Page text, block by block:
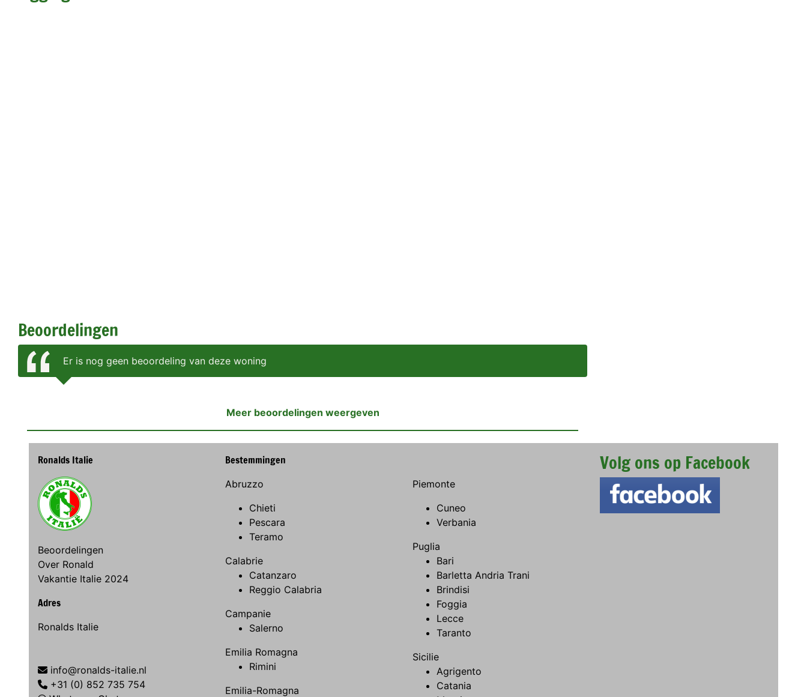
Beoordelingen
Er is nog geen beoordeling van deze woning
Meer beoordelingen weergeven
Ronalds Italie
Beoordelingen
Over Ronald
Vakantie Italie 2024
Adres
Ronalds Italie
info@ronalds-italie.nl
+31 (0) 852 735 754
Bestemmingen
Abruzzo
Chieti
Pescara
Teramo
Calabrie
Catanzaro
Reggio Calabria
Campanie
Salerno
Emilia Romagna
Rimini
Emilia-Romagna
Piemonte
Cuneo
Verbania
Puglia
Bari
Barletta Andria Trani
Brindisi
Foggia
Lecce
Taranto
Sicilie
Agrigento
Catania
Volg ons op Facebook